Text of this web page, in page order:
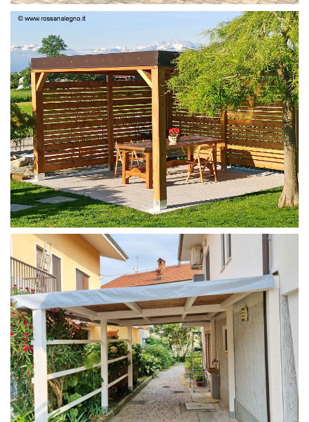
PERGOLA 4X4